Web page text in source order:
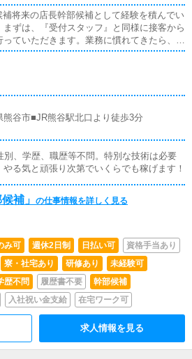
将来の店長幹部候補として経験を積んでい
まずは、『受付スタッフ』と同様に接客から
ていただきます。業務に慣れてきたら、
管理』や『経営に関わる業務』を順に覚えて
お任せします。■対面接客・受付業務お客
。簡単なマニュアルや、先輩スタッフに付
も安心して働けます。■企画の立案店舗イベ
営など様々な企画を提案していただきます。
様の増加】【お客様のリピート率の向上】
ているキャストの方が稼げるようにインタ
ルサイト等の店舗情報更新作業を行ってい
ャストの出勤情報やイベント、求人ブログ
ます。基本的にはボタンを押すだけや、ブロ
簡単に文字が入力出来れば問題ありません。
でも簡単にできます。■清掃・備品管理お客
方に快適にお過ごしいただくため、店内の
管理・補充を行っていただきます。
熊谷市■JR熊谷駅北口より徒歩3分
別、学歴、職歴等不問。特別な技術は必要
やる気と頑張り次第でいくらでも稼げます！
補」 の仕事情報を詳しく見る
み可 週休2日制 日払い可
資格手当あり
寮・社宅あり 研修あり
未経験可
歴不問 履歴書不要
幹部候補
入社祝い金支給 在宅ワーク可
求人情報を見る